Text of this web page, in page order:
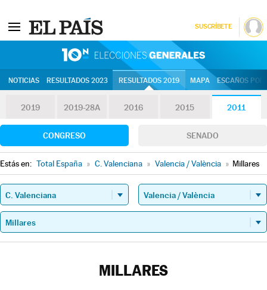
SUSCRÍBETE
NOTICIAS RESULTADOS 2023 RESULTADOS 2019 MAPA ESCAÑOS
2019 2019-28A 2016 2015 2011
CONGRESO SENADO
Estás en: Total España » C. Valenciana » Valencia / València » Millares
MILLARES